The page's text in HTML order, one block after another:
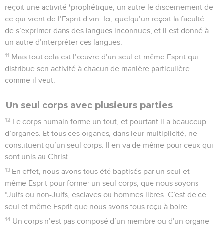
reçoit une activité *prophétique, un autre le discernement de
ce qui vient de l’Esprit divin. Ici, quelqu’un reçoit la faculté
de s’exprimer dans des langues inconnues, et il est donné à
un autre d’interpréter ces langues.
11 Mais tout cela est l’œuvre d’un seul et même Esprit qui
distribue son activité à chacun de manière particulière
comme il veut.
Un seul corps avec plusieurs parties
12 Le corps humain forme un tout, et pourtant il a beaucoup
d’organes. Et tous ces organes, dans leur multiplicité, ne
constituent qu’un seul corps. Il en va de même pour ceux qui
sont unis au Christ.
13 En effet, nous avons tous été baptisés par un seul et
même Esprit pour former un seul corps, que nous soyons
*Juifs ou non-Juifs, esclaves ou hommes libres. C’est de ce
seul et même Esprit que nous avons tous reçu à boire.
14 Un corps n’est pas composé d’un membre ou d’un organe